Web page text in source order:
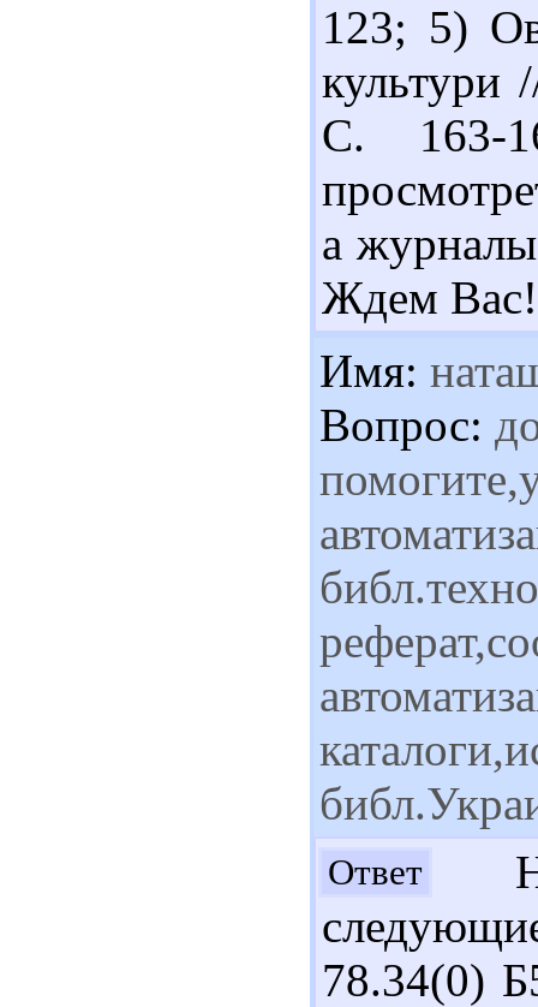
123; 5)
С. 163-
а
Ждем Вас!
Имя:
Вопрос:
Ответ
78.34(0)